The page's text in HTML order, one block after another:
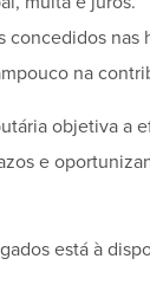
concedidos
na
objetiva a
e
está à